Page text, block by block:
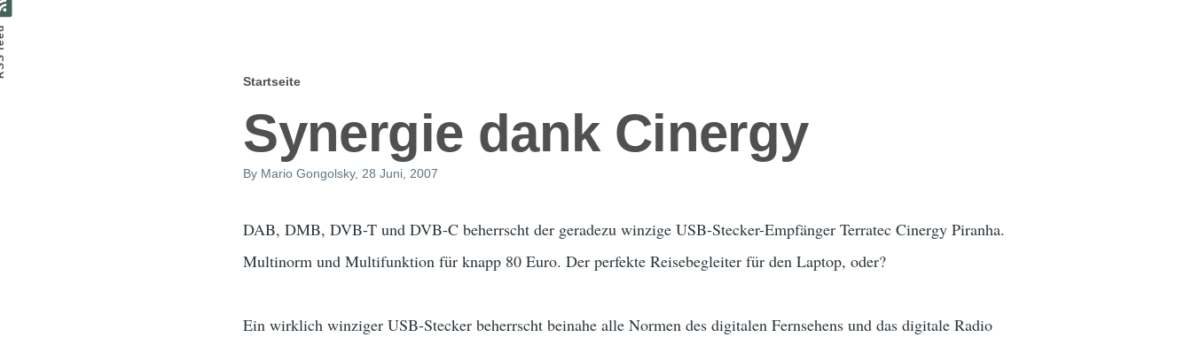
Startseite
Synergie dank Cinergy
By Mario Gongolsky, 28 Juni, 2007
DAB, DMB, DVB-T und DVB-C beherrscht der geradezu winzige USB-Stecker-Empfänger Terratec Cinergy Piranha.
Multinorm und Multifunktion für knapp 80 Euro. Der perfekte Reisebegleiter für den Laptop, oder?
Ein wirklich winziger USB-Stecker beherrscht beinahe alle Normen des digitalen Fernsehens und das digitale Radio